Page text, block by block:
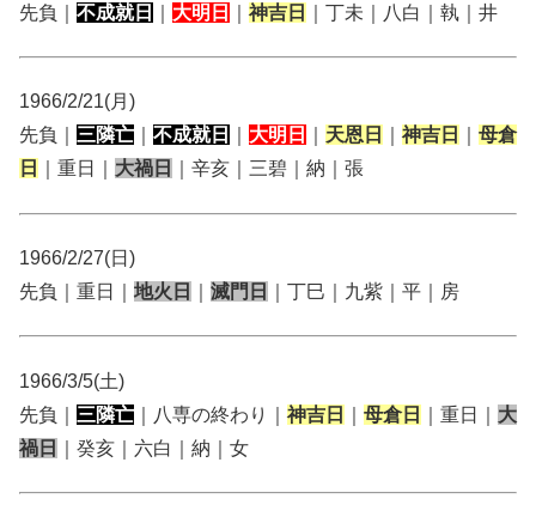
先負｜ 不成就日 大明日 神吉日 ｜丁未｜八白｜執｜井
1966/2/21(月)
先負｜ 三隣亡 不成就日 大明日 天恩日 神吉日
母倉
日
｜重日｜ 大禍日 ｜辛亥｜三碧｜納｜張
1966/2/27(日)
先負｜重日｜ 地火日 滅門日 ｜丁巳｜九紫｜平｜房
1966/3/5(土)
先負｜ 三隣亡 ｜八専の終わり｜ 神吉日 母倉日 ｜重日｜ 大
禍日
｜癸亥｜六白｜納｜女